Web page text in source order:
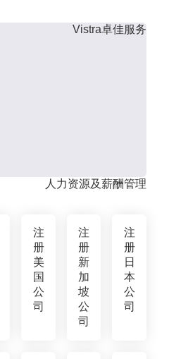
Vistra卓佳服务
人力资源及薪酬管理
注
册
美
国
公
司
注
册
新
加
坡
公
司
注
册
日
本
公
司